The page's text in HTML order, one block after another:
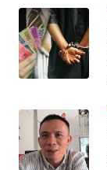
SULTRA
WN
NTB
WN
SULTENG